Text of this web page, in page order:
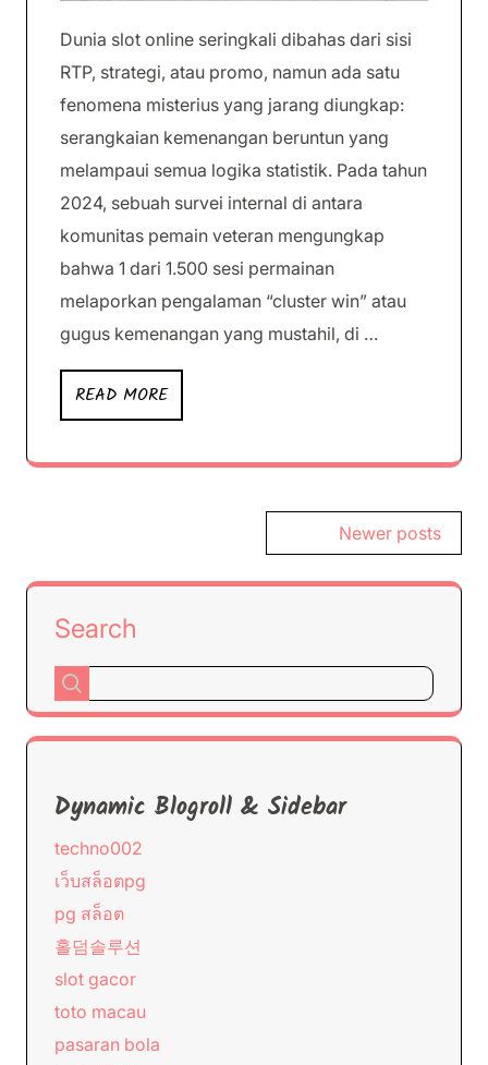
Dunia slot online seringkali dibahas dari sisi
RTP, strategi, atau promo, namun ada satu
fenomena misterius yang jarang diungkap:
serangkaian kemenangan beruntun yang
melampaui semua logika statistik. Pada tahun
2024, sebuah survei internal di antara
komunitas pemain veteran mengungkap
bahwa 1 dari 1.500 sesi permainan
melaporkan pengalaman “cluster win” atau
gugus kemenangan yang mustahil, di …
READ MORE
Newer posts
Search
Dynamic Blogroll & Sidebar
techno002
เว็บสล็อตpg
pg สล็อต
홀덤솔루션
slot gacor
toto macau
pasaran bola